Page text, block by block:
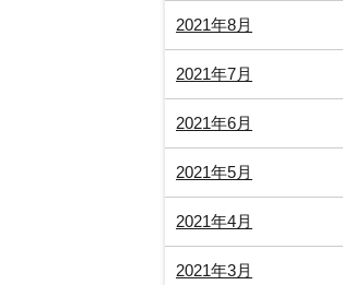
2021年8月
2021年7月
2021年6月
2021年5月
2021年4月
2021年3月